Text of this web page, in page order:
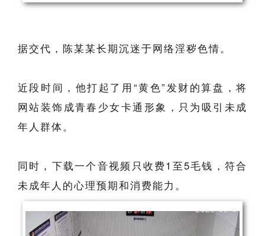
据交代，陈某某长期沉迷于网络淫秽色情。
近段时间，他打起了用“黄色”发财的算盘，将
网站装饰成青春少女卡通形象，只为吸引未成
年人群体。
同时，下载一个音视频只收费1至5毛钱，符合
未成年人的心理预期和消费能力。